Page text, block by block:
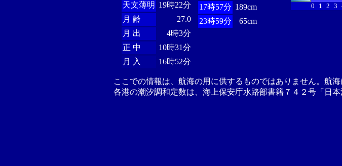
天文薄明 19時22分
月 齢
27.0
月 出
4時3分
正 中
10時31分
月 入
16時52分
17時57分 189cm
23時59分
65cm
0 1 2 3
ここでの情報は、航海の用に供するものではありません。航
各港の潮汐調和定数は、海上保安庁水路部書籍７４２号「日